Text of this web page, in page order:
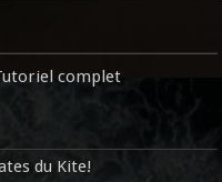
complet
du Kite!